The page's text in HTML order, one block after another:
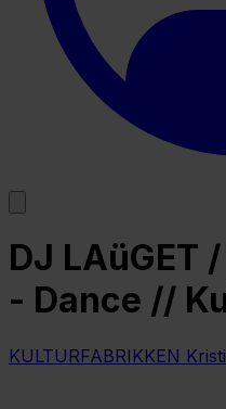
DJ LAüGET
- Dance //
KULTURFABRIKKEN